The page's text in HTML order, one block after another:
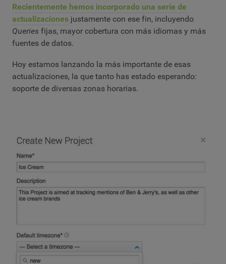
Recientemente hemos incorporado una serie de
actualizaciones justamente con ese fin, incluyendo
Queries fijas, mayor cobertura con más idiomas y más
fuentes de datos.
Hoy estamos lanzando la más importante de esas
actualizaciones, la que tanto has estado esperando:
soporte de diversas zonas horarias.